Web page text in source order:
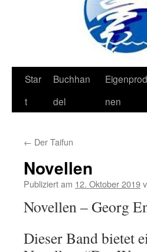
Zum
Inhalt
Star
t
Buchhan
del
nen
← Der Taifun
Novellen
Publiziert am 12. Oktober 2019
Novellen – Georg
Dieser Band bietet